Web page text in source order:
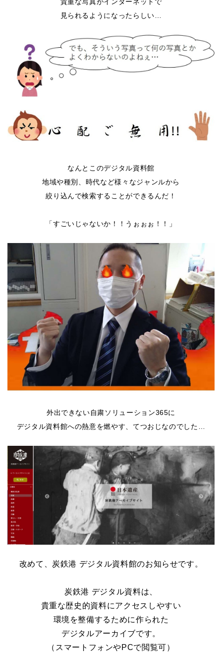
見られるようになったらしい…
なんとこのデジタル資料館
地域や種別、時代など様々なジャンルから
絞り込んで検索することができるんだ！
「すごいじゃないか！！うぉぉぉ！！」
外出できない自粛ソリューション365に
デジタル資料館への熱意を燃やす、てつおじなのでした…
改めて、炭鉄港 デジタル資料館のお知らせです。
炭鉄港 デジタル資料は、
貴重な歴史的資料にアクセスしやすい
環境を整備するために作られた
デジタルアーカイブです。
（スマートフォンやPCで閲覧可）